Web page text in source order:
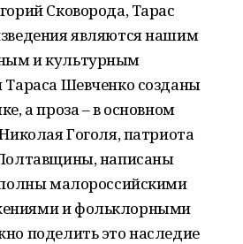
Сковорода, Тарас
являются нашим
и культурным
Тараса Шевченко созданы
а проза – в основном
Гоголя, патриота
написаны
малороссийскими
и фольклорными
поделить это наследие